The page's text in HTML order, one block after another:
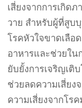
เสี่ยงจากการเกิด
วาย สำหรับผู้ที่สูบ
โรคหัวใจขาดเลือ
อาหารและช่วยใน
ยับยั้งการเจริญเติ
ช่วยลดความเสี่ยง
ความเสี่ยงจากโร